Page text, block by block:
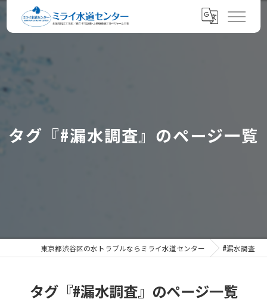
タグ『#漏水調査』のページ一覧
東京都渋谷区の水トラブルならミライ水道センター #漏水調査
タグ『#漏水調査』のページ一覧